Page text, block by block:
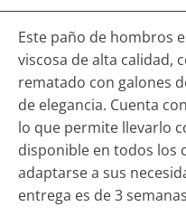
Este paño de hombros
viscosa de alta calidad,
rematado con galones
de elegancia. Cuenta
lo que permite llevarlo
disponible en todos los
adaptarse a sus
entrega es de 3